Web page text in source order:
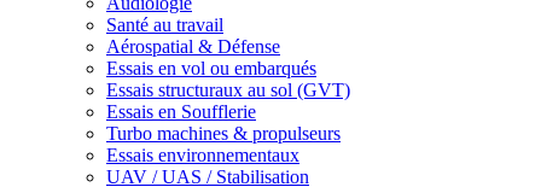
Santé au travail
Aérospatial & Défense
Essais en vol ou embarqués
Essais structuraux au sol (GVT)
Essais en Soufflerie
Turbo machines & propulseurs
Essais environnementaux
UAV / UAS / Stabilisation